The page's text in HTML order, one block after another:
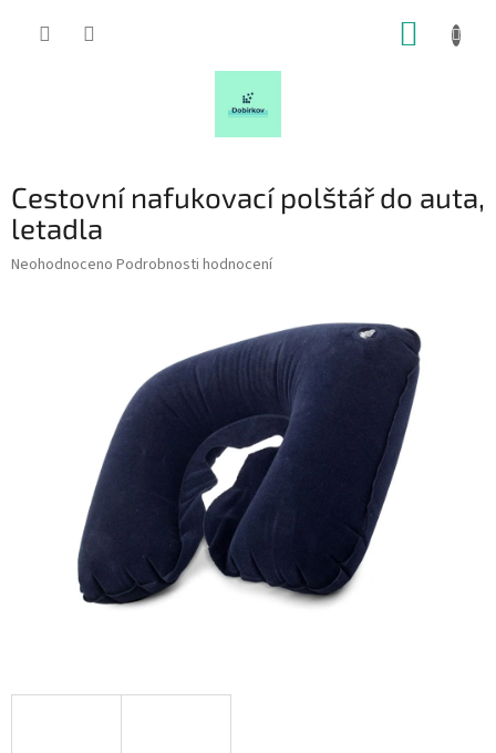
Cestovní nafukovací polštář do auta,
letadla
Průměrné
Neohodnoceno Podrobnosti hodnocení